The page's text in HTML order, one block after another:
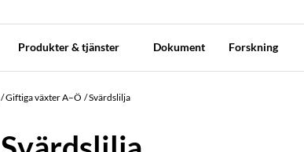
Produkter & tjänster Dokument Forskning
Giftiga växter A–Ö Svärdslilja